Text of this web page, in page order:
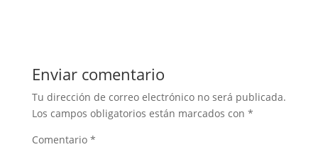
Enviar comentario
Tu dirección de correo electrónico no será publicada.
Los campos obligatorios están marcados con *
Comentario *